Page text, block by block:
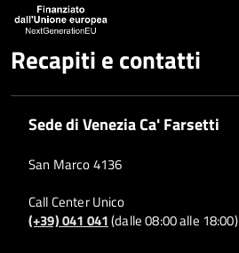
Recapiti e contatti
Sede di Venezia Ca' Farsetti
San Marco 4136
Call Center Unico
(+39) 041 041(dalle 08:00 alle 18:00)